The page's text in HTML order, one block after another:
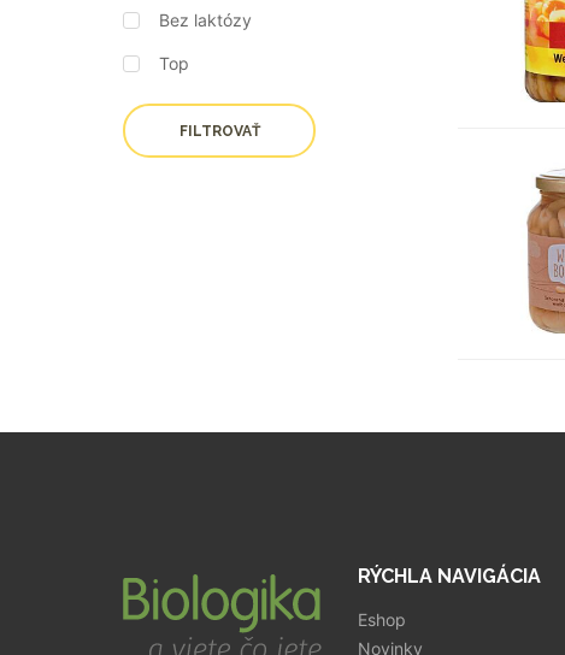
Bez laktózy
Top
FILTROVAŤ
RÝCHLA NAVIGÁCIA
Eshop
Novinky